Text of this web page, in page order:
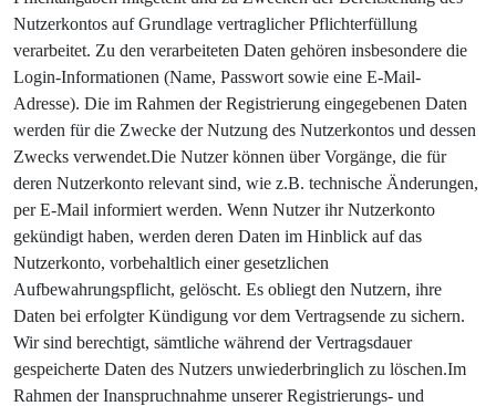
Nutzerkontos auf Grundlage vertraglicher Pflichterfüllung
verarbeitet. Zu den verarbeiteten Daten gehören insbesondere die
Login-Informationen (Name, Passwort sowie eine E-Mail-
Adresse). Die im Rahmen der Registrierung eingegebenen Daten
werden für die Zwecke der Nutzung des Nutzerkontos und dessen
Zwecks verwendet.Die Nutzer können über Vorgänge, die für
deren Nutzerkonto relevant sind, wie z.B. technische Änderungen,
per E-Mail informiert werden. Wenn Nutzer ihr Nutzerkonto
gekündigt haben, werden deren Daten im Hinblick auf das
Nutzerkonto, vorbehaltlich einer gesetzlichen
Aufbewahrungspflicht, gelöscht. Es obliegt den Nutzern, ihre
Daten bei erfolgter Kündigung vor dem Vertragsende zu sichern.
Wir sind berechtigt, sämtliche während der Vertragsdauer
gespeicherte Daten des Nutzers unwiederbringlich zu löschen.Im
Rahmen der Inanspruchnahme unserer Registrierungs- und